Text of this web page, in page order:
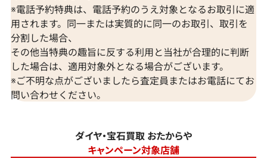
※電話予約特典は、電話予約のうえ対象となるお取引に適
用されます。同一または実質的に同一のお取引、取引を
分割した場合、
その他当特典の趣旨に反する利用と当社が合理的に判断
した場合は、適用対象外となる場合がございます。
※ご不明な点がございましたら査定員またはお電話にてお
問い合わせください。
ダイヤ・宝石買取 おたからや
キャンペーン対象店舗